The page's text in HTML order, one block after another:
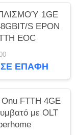
1GE
S EPON
EOC
ΕΠΑΦΉ
FTTH 4GE
με OLT